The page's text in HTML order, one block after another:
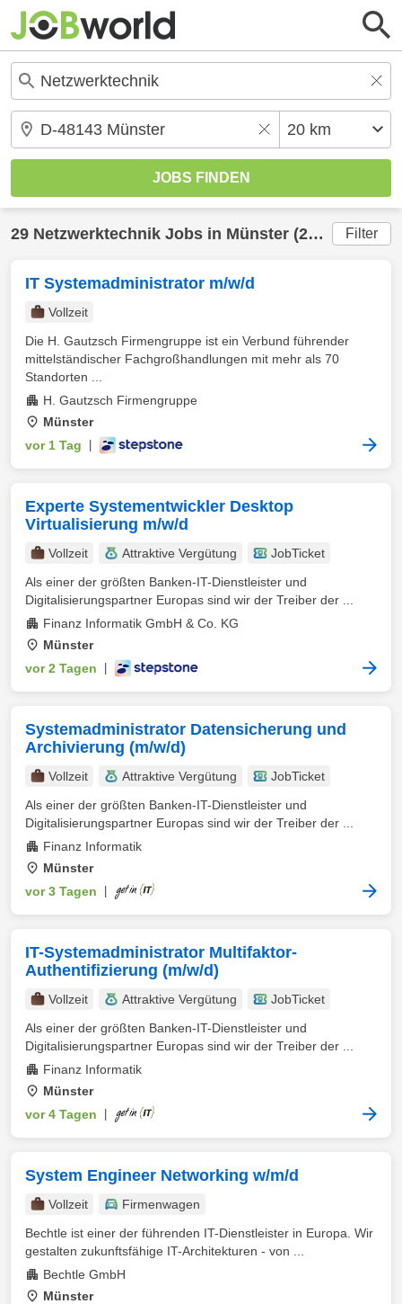
29 Netzwerktechnik Jobs in Münster (20 km) gefunden Filter
IT Systemadministrator m/w/d
Vollzeit
Die H. Gautzsch Firmengruppe ist ein Verbund führender
mittelständischer Fachgroßhandlungen mit mehr als 70
Standorten ...
H. Gautzsch Firmengruppe
Münster
vor 1 Tag
Experte Systementwickler Desktop
Virtualisierung m/w/d
Vollzeit Attraktive Vergütung
JobTicket
Als einer der größten Banken-IT-Dienstleister und
Digitalisierungspartner Europas sind wir der Treiber der ...
Finanz Informatik GmbH & Co. KG
Münster
vor 2 Tagen
Systemadministrator Datensicherung und
Archivierung (m/w/d)
Vollzeit Attraktive Vergütung
JobTicket
Als einer der größten Banken-IT-Dienstleister und
Digitalisierungspartner Europas sind wir der Treiber der ...
Finanz Informatik
Münster
vor 3 Tagen
IT-Systemadministrator Multifaktor-
Authentifizierung (m/w/d)
Vollzeit Attraktive Vergütung
JobTicket
Als einer der größten Banken-IT-Dienstleister und
Digitalisierungspartner Europas sind wir der Treiber der ...
Finanz Informatik
Münster
vor 4 Tagen
System Engineer Networking w/m/d
Vollzeit
Firmenwagen
Bechtle ist einer der führenden IT-Dienstleister in Europa. Wir
gestalten zukunftsfähige IT-Architekturen - von ...
Bechtle GmbH
Münster